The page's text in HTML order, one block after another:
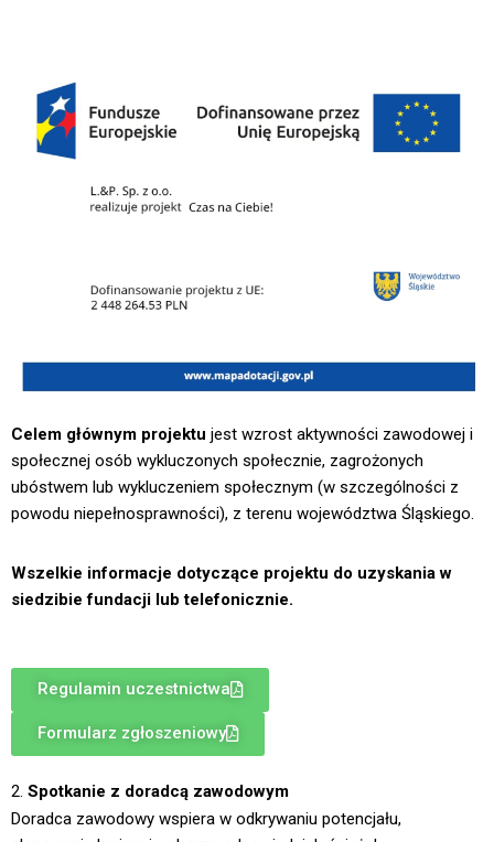
Celem głównym projektu jest wzrost aktywności zawodowej i
społecznej osób wykluczonych społecznie, zagrożonych
ubóstwem lub wykluczeniem społecznym (w szczególności z
powodu niepełnosprawności), z terenu województwa Śląskiego.
Wszelkie informacje dotyczące projektu do uzyskania w
siedzibie fundacji lub telefonicznie.
Regulamin uczestnictwa
Formularz zgłoszeniowy
2. Spotkanie z doradcą zawodowym
Doradca zawodowy wspiera w odkrywaniu potencjału,